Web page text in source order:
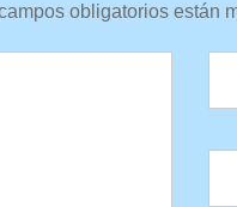
obligatorios están